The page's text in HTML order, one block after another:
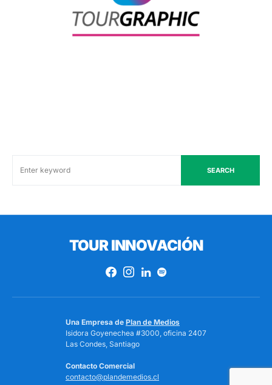
SEARCH
TOUR INNOVACIÓN
Una Empresa de Plan de Medios
Isidora Goyenechea #3000, oficina 2407
Las Condes, Santiago
Contacto Comercial
contacto@plandemedios.cl